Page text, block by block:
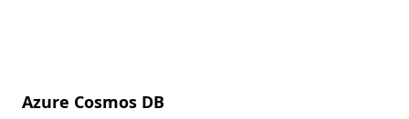
Azure Cosmos DB